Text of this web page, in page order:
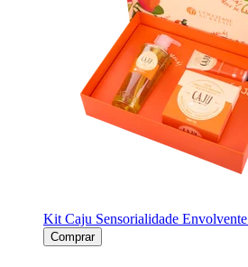
Kit Caju Sensorialidade Envolvente
Comprar